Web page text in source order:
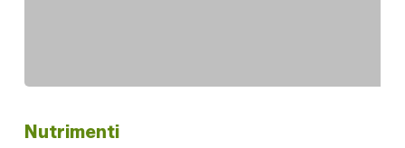
Nutrimenti